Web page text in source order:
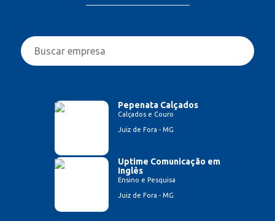
Pepenata Calçados
Calçados e Couro
Juiz de Fora - MG
Uptime Comunicação em
Inglês
Ensino e Pesquisa
Juiz de Fora - MG